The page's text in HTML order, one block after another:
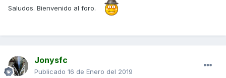
Saludos. Bienvenido al foro.
Jonysfc
Publicado 16 de Enero del 2019